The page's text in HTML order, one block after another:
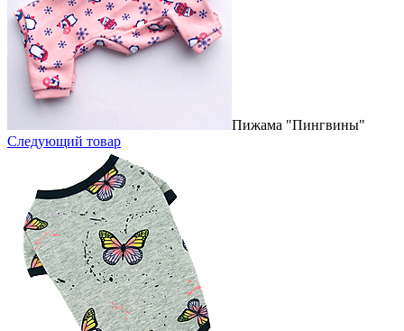
Пижама "Пингвины"
Следующий товар